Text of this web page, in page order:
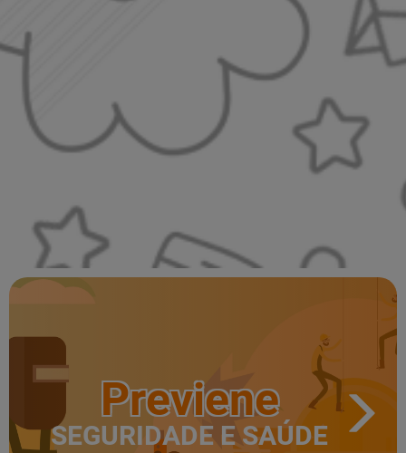
Previene
SEGURIDADE E SAÚDE